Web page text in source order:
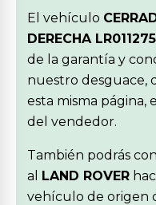
El vehículo
DERECHA
de la garantía y
nuestro desguace,
esta misma página,
del vendedor.
También podrás
al LAND ROVER
vehículo de origen